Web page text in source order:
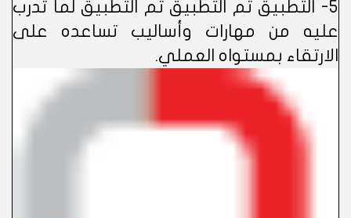
5- التطبيق ثم التطبيق ثم التطبيق لما تدرب
عليه من مهارات وأساليب تساعده على
الارتقاء بمستواه العملي.